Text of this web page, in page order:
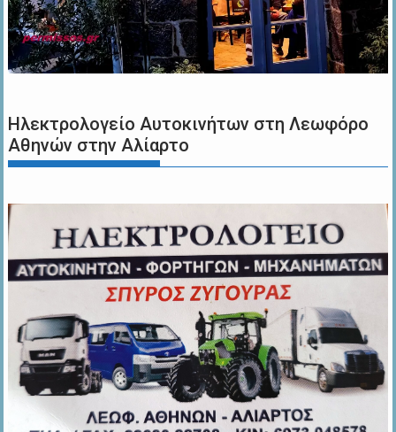
Ηλεκτρολογείο Αυτοκινήτων στη Λεωφόρο
Αθηνών στην Αλίαρτο